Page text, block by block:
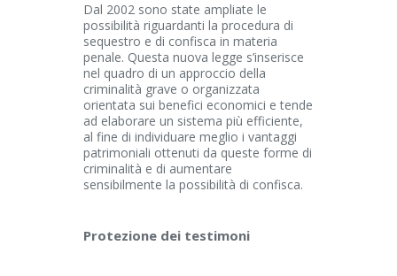
Dal 2002 sono state ampliate le
possibilità riguardanti la procedura di
sequestro e di confisca in materia
penale. Questa nuova legge s’inserisce
nel quadro di un approccio della
criminalità grave o organizzata
orientata sui benefici economici e tende
ad elaborare un sistema più efficiente,
al fine di individuare meglio i vantaggi
patrimoniali ottenuti da queste forme di
criminalità e di aumentare
sensibilmente la possibilità di confisca.
Protezione dei testimoni